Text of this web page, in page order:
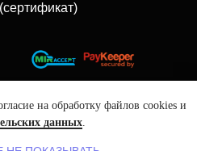
на обработку файлов cookies и
данных.
Tilda